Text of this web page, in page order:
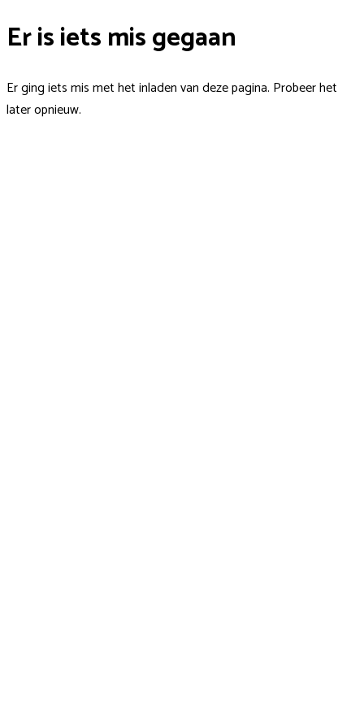
Er is iets mis gegaan
Er ging iets mis met het inladen van deze pagina. Probeer het
later opnieuw.